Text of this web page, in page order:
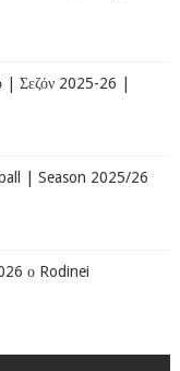
| Σεζόν 2025-26 |
| Season 2025/26
ο Rodinei